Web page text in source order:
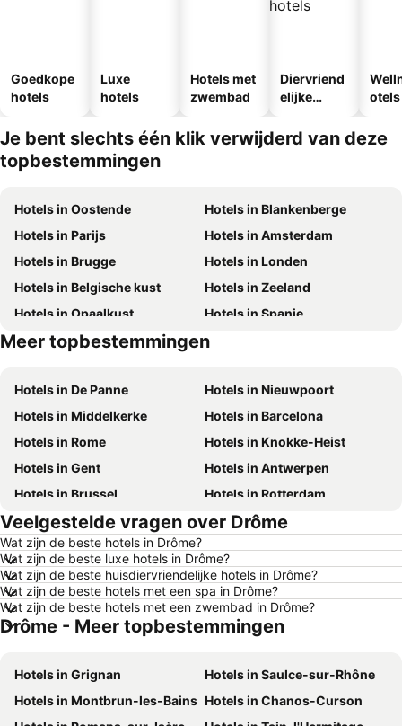
Goedkope
hotels
Luxe
hotels
Hotels met
zwembad
Diervriend
elijke
otels
Je bent slechts één klik verwijderd van deze
topbestemmingen
Hotels in Oostende
Hotels in Blankenberge
Hotels in Parijs
Hotels in Amsterdam
Hotels in Brugge
Hotels in Londen
Hotels in Belgische kust
Hotels in Zeeland
Hotels in Opaalkust
Hotels in Spanje
Hotels in Belgische Ardennen
Hotels in Tenerife
Meer topbestemmingen
Hotels in De Panne
Hotels in Nieuwpoort
Hotels in Middelkerke
Hotels in Barcelona
Hotels in Rome
Hotels in Knokke-Heist
Hotels in Gent
Hotels in Antwerpen
Hotels in Brussel
Hotels in Rotterdam
Hotels in Maastricht
Hotels in Durbuy
Hotels in Hasselt
Hotels in Boulogne-sur-Mer
Hotels in De Haan
Hotels in Le Touquet-Paris-Plage
Hotels in Duinkerke
Hotels in Málaga
Hotels in België
Hotels in Mallorca
Hotels in Ibiza
Hotels in Italië
Hotels in Normandië
Veelgestelde vragen over Drôme
Wat zijn de beste hotels in Drôme?
Wat zijn de beste luxe hotels in Drôme?
Wat zijn de beste huisdiervriendelijke hotels in Drôme?
Wat zijn de beste hotels met een spa in Drôme?
Wat zijn de beste hotels met een zwembad in Drôme?
Drôme - Meer topbestemmingen
Hotels in Grignan
Hotels in Saulce-sur-Rhône
Hotels in Montbrun-les-Bains Hotels in Chanos-Curson